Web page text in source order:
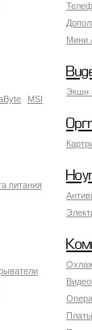
Мини
Экшн
MSI
питания